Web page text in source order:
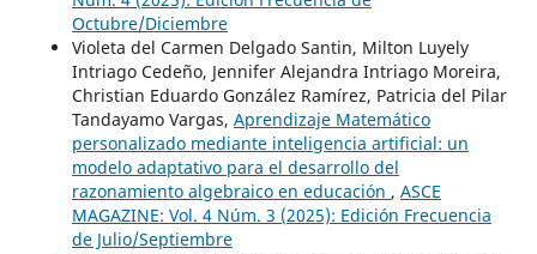
Octubre/Diciembre
Violeta del Carmen Delgado Santin, Milton Luyely
Intriago Cedeño, Jennifer Alejandra Intriago Moreira,
Christian Eduardo González Ramírez, Patricia del Pilar
Tandayamo Vargas, Aprendizaje Matemático
personalizado mediante inteligencia artificial: un
modelo adaptativo para el desarrollo del
razonamiento algebraico en educación , ASCE
MAGAZINE: Vol. 4 Núm. 3 (2025): Edición Frecuencia
de Julio/Septiembre